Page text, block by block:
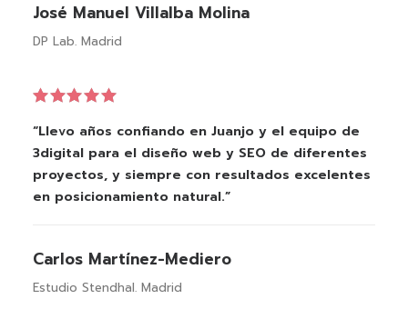
José Manuel Villalba Molina
DP Lab. Madrid
“Llevo años confiando en Juanjo y el equipo de
3digital para el diseño web y SEO de diferentes
proyectos, y siempre con resultados excelentes
en posicionamiento natural.”
Carlos Martínez-Mediero
Estudio Stendhal. Madrid